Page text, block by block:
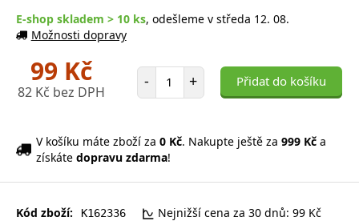
E-shop skladem > 10 ks, odešleme v středa 12. 08.
Možnosti dopravy
99 Kč
82 Kč bez DPH
- Počet položek
+ Přidat do košíku
V košíku máte zboží za 0 Kč. Nakupte ještě za 999 Kč a
získáte dopravu zdarma!
Kód zboží: K162336
Nejnižší cena za 30 dnů: 99 Kč